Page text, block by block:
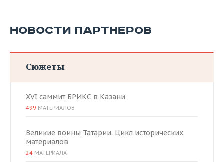
НОВОСТИ ПАРТНЕРОВ
Сюжеты
XVI саммит БРИКС в Казани
499 МАТЕРИАЛОВ
Великие воины Татарии. Цикл исторических
материалов
24 МАТЕРИАЛА